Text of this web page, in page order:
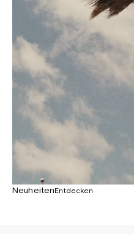
NeuheitenEntdecken